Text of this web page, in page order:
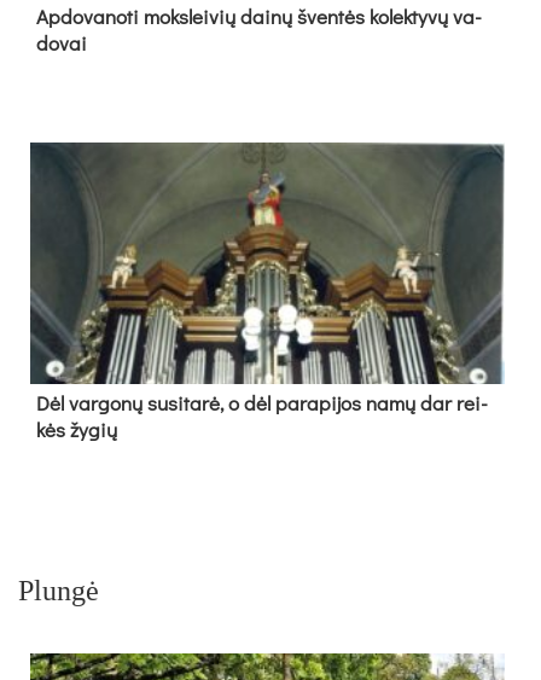
Ap­do­va­no­ti moks­lei­vių dai­nų šven­tės ko­lek­ty­vų va­
do­vai
Dėl var­go­nų su­si­ta­rė, o dėl pa­ra­pi­jos na­mų dar rei­
kės žy­gių
Plungė